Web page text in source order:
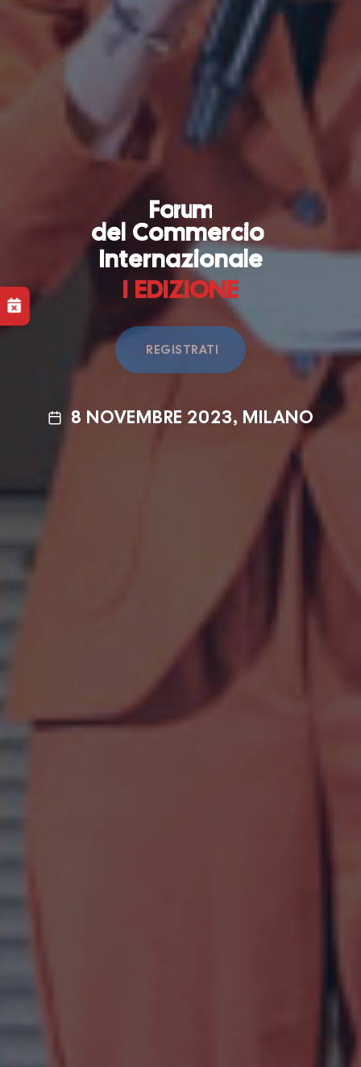
Forum
del Commercio
Internazionale
I EDIZIONE
REGISTRATI
8 NOVEMBRE 2023, MILANO